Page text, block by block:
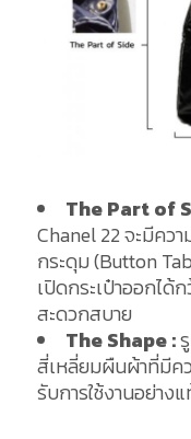
The Part of
Chanel 22 จะมีคว
กระดุม (Button
เปิดกระเป๋าออกได้
สะดวกสบาย
The Shape :
สี่เหลี่ยมผืนผ้าที่มีค
รับการใช้งานอย่าง